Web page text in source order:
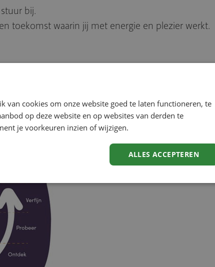
bij.
toekomst waarin jij met energie en plezier werkt.
of vacatures, maar naar jezelf en jouw toekomst.
die niet alleen goed zijn voor nu, maar ook voor
van cookies om onze website goed te laten functioneren, te
op deze website en op websites van derden te
je voorkeuren inzien of wijzigen.
ALLES ACCEPTEREN